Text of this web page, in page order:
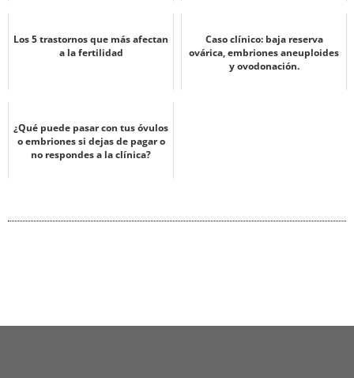
Los 5 trastornos que más afectan
a la fertilidad
Caso clínico: baja reserva
ovárica, embriones aneuploides
y ovodonación.
¿Qué puede pasar con tus óvulos
o embriones si dejas de pagar o
no respondes a la clínica?